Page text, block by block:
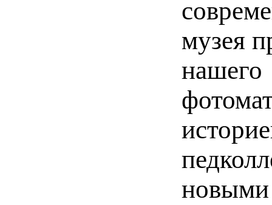
музея
нашего